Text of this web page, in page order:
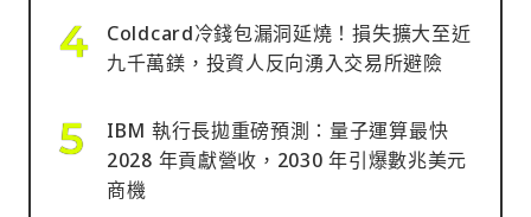
Coldcard冷錢包漏洞延燒！損失擴大至近
九千萬鎂，投資人反向湧入交易所避險
IBM 執行長拋重磅預測：量子運算最快
2028 年貢獻營收，2030 年引爆數兆美元
商機